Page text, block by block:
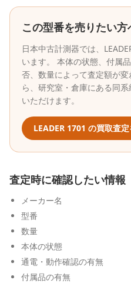
この型番を売りたい方
日本中古計測器では、
います。 本体の状態、付属
否、数量によって査定額が
ら、研究室・倉庫にある同
いただけます。
LEADER 1701 の買取査
査定時に確認したい情報
メーカー名
型番
数量
本体の状態
通電・動作確認の有無
付属品の有無